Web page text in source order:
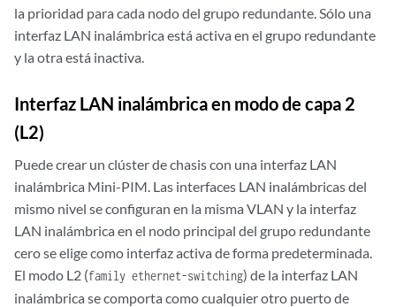
la prioridad para cada nodo del grupo redundante. Sólo una
interfaz LAN inalámbrica está activa en el grupo redundante
y la otra está inactiva.
Interfaz LAN inalámbrica en modo de capa 2
(L2)
Puede crear un clúster de chasis con una interfaz LAN
inalámbrica Mini-PIM. Las interfaces LAN inalámbricas del
mismo nivel se configuran en la misma VLAN y la interfaz
LAN inalámbrica en el nodo principal del grupo redundante
cero se elige como interfaz activa de forma predeterminada.
El modo L2 (family ethernet-switching) de la interfaz LAN
inalámbrica se comporta como cualquier otro puerto de